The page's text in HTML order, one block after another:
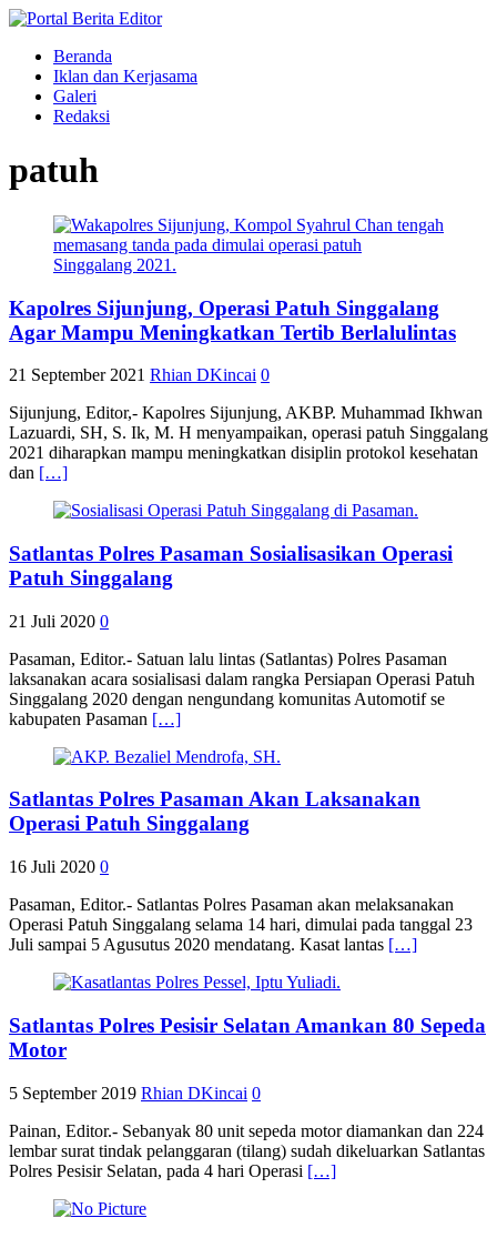
Beranda
Iklan dan Kerjasama
Galeri
Redaksi
patuh
Kapolres Sijunjung, Operasi Patuh Singgalang
Agar Mampu Meningkatkan Tertib Berlalulintas
21 September 2021 Rhian DKincai 0
Sijunjung, Editor,- Kapolres Sijunjung, AKBP. Muhammad Ikhwan
Lazuardi, SH, S. Ik, M. H menyampaikan, operasi patuh Singgalang
2021 diharapkan mampu meningkatkan disiplin protokol kesehatan
dan […]
Satlantas Polres Pasaman Sosialisasikan Operasi
Patuh Singgalang
21 Juli 2020 0
Pasaman, Editor.- Satuan lalu lintas (Satlantas) Polres Pasaman
laksanakan acara sosialisasi dalam rangka Persiapan Operasi Patuh
Singgalang 2020 dengan nengundang komunitas Automotif se
kabupaten Pasaman […]
Satlantas Polres Pasaman Akan Laksanakan
Operasi Patuh Singgalang
16 Juli 2020 0
Pasaman, Editor.- Satlantas Polres Pasaman akan melaksanakan
Operasi Patuh Singgalang selama 14 hari, dimulai pada tanggal 23
Juli sampai 5 Agusutus 2020 mendatang. Kasat lantas […]
Satlantas Polres Pesisir Selatan Amankan 80 Sepeda
Motor
5 September 2019 Rhian DKincai 0
Painan, Editor.- Sebanyak 80 unit sepeda motor diamankan dan 224
lembar surat tindak pelanggaran (tilang) sudah dikeluarkan Satlantas
Polres Pesisir Selatan, pada 4 hari Operasi […]